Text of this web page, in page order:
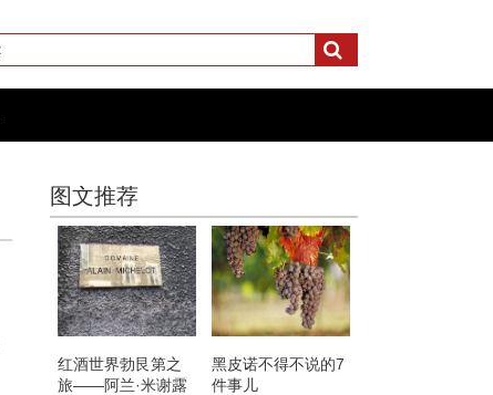
图文推荐
红酒世界勃艮第之
旅——阿兰·米谢露
黑皮诺不得不说的7
件事儿